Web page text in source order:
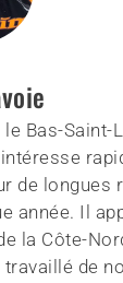
Bas-Saint-
de longues
année. Il
la Côte-
de